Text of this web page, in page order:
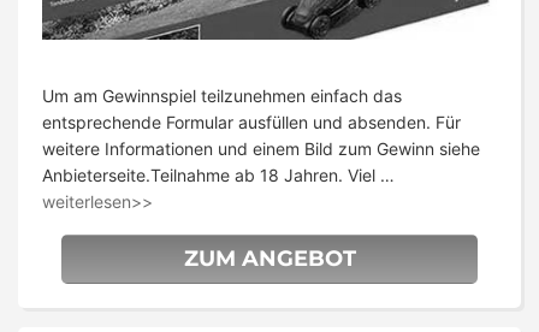
Um am Gewinnspiel teilzunehmen einfach das
entsprechende Formular ausfüllen und absenden. Für
weitere Informationen und einem Bild zum Gewinn siehe
Anbieterseite.Teilnahme ab 18 Jahren. Viel …
weiterlesen>>
ZUM ANGEBOT